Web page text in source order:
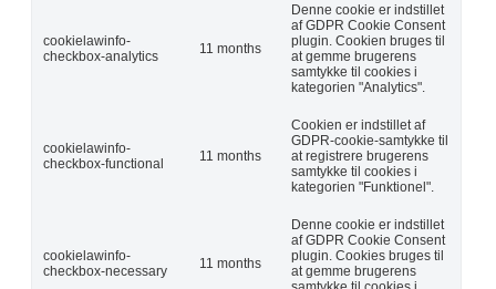
cookielawinfo-
checkbox-analytics
11 months
Denne cookie er indstillet
af GDPR Cookie Consent
plugin. Cookien bruges til
at gemme brugerens
samtykke til cookies i
kategorien "Analytics".
cookielawinfo-
checkbox-functional
11 months
Cookien er indstillet af
GDPR-cookie-samtykke til
at registrere brugerens
samtykke til cookies i
kategorien "Funktionel".
cookielawinfo-
checkbox-necessary
11 months
Denne cookie er indstillet
af GDPR Cookie Consent
plugin. Cookies bruges til
at gemme brugerens